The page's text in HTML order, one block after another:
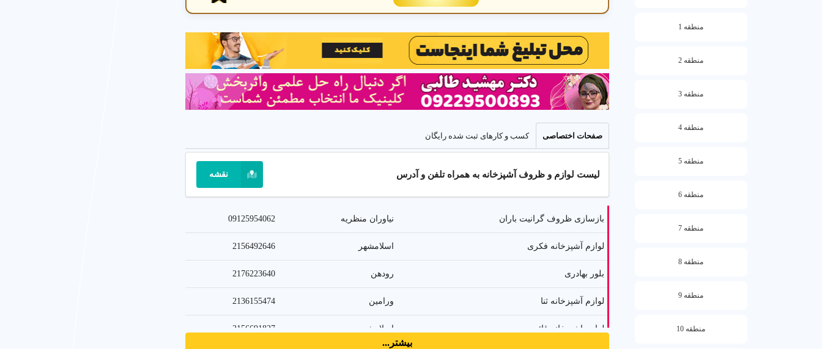
منطقه 1
منطقه 2
منطقه 3
منطقه 4
منطقه 5
منطقه 6
منطقه 7
منطقه 8
منطقه 9
منطقه 10
ظروف چینی
سرویس غذاخوری چینی ۱۲ نفره و ظروف چینی جهیزیه با برندهای معتبر در تهران.
صفحات اختصاصی کسب و کارهای ثبت شده رایگان
لیست لوازم و ظروف آشپزخانه به همراه تلفن و آدرس نقشه
بازسازی ظروف گرانیت باران نیاوران منظریه 09125954062
لوازم آشپزخانه فکری اسلامشهر 2156492646
بلور بهادری رودهن 2176223640
لوازم آشپزخانه ثنا ورامین 2136155474
لوازم اشپزخانه قائم اسلامشهر 2156691827
بیشتر...